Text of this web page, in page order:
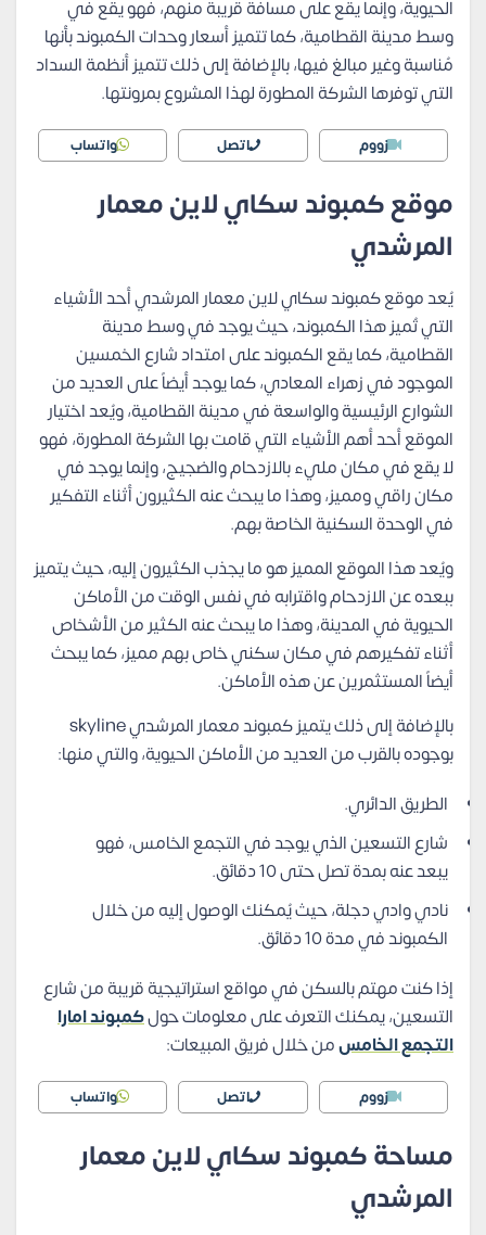
الحيوية، وإنما يقع على مسافة قريبة منهم، فهو يقع في
وسط مدينة القطامية، كما تتميز أسعار وحدات الكمبوند بأنها
مُناسبة وغير مبالغ فيها، بالإضافة إلى ذلك تتميز أنظمة السداد
التي توفرها الشركة المطورة لهذا المشروع بمرونتها.
زووم اتصل واتساب
موقع كمبوند سكاي لاين معمار
المرشدي
يُعد موقع كمبوند سكاي لاين معمار المرشدي أحد الأشياء
التي تُميز هذا الكمبوند، حيث يوجد في وسط مدينة
القطامية، كما يقع الكمبوند على امتداد شارع الخمسين
الموجود في زهراء المعادي، كما يوجد أيضاً على العديد من
الشوارع الرئيسية والواسعة في مدينة القطامية، ويُعد اختيار
الموقع أحد أهم الأشياء التي قامت بها الشركة المطورة، فهو
لا يقع في مكان مليء بالازدحام والضجيج، وإنما يوجد في
مكان راقي ومميز، وهذا ما يبحث عنه الكثيرون أثناء التفكير
في الوحدة السكنية الخاصة بهم.
ويُعد هذا الموقع المميز هو ما يجذب الكثيرون إليه، حيث يتميز
ببعده عن الازدحام واقترابه في نفس الوقت من الأماكن
الحيوية في المدينة، وهذا ما يبحث عنه الكثير من الأشخاص
أثناء تفكيرهم في مكان سكني خاص بهم مميز، كما يبحث
أيضاً المستثمرين عن هذه الأماكن.
بالإضافة إلى ذلك يتميز كمبوند معمار المرشدي skyline
بوجوده بالقرب من العديد من الأماكن الحيوية، والتي منها:
الطريق الدائري.
شارع التسعين الذي يوجد في التجمع الخامس، فهو
يبعد عنه بمدة تصل حتى 10 دقائق.
نادي وادي دجلة، حيث يُمكنك الوصول إليه من خلال
الكمبوند في مدة 10 دقائق.
إذا كنت مهتم بالسكن في مواقع استراتيجية قريبة من شارع
التسعين، يمكنك التعرف على معلومات حولكمبوند امارا
التجمع الخامسمن خلال فريق المبيعات:
زووم اتصل واتساب
مساحة كمبوند سكاي لاين معمار
المرشدي